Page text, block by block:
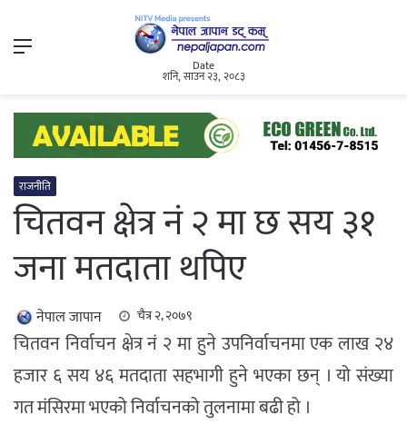
Menu
Date
शनि, साउन २३, २०८३
राजनीति
चितवन क्षेत्र नं २ मा छ सय ३१
जना मतदाता थपिए
नेपाल जापान चैत्र २, २०७९
चितवन निर्वाचन क्षेत्र नं २ मा हुने उपनिर्वाचनमा एक लाख २४
हजार ६ सय ४६ मतदाता सहभागी हुने भएका छन् । यो संख्या
गत मंसिरमा भएको निर्वाचनको तुलनामा बढी हो ।